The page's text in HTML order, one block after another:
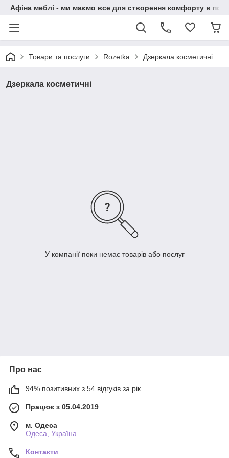
Афіна меблі - ми маємо все для створення комфорту в
Товари та послуги Rozetka Дзеркала косметичні
Дзеркала косметичні
У компанії поки немає товарів або послуг
Про нас
94% позитивних з 54 відгуків за рік
Працює з 05.04.2019
м. Одеса
Одеса, Україна
Контакти